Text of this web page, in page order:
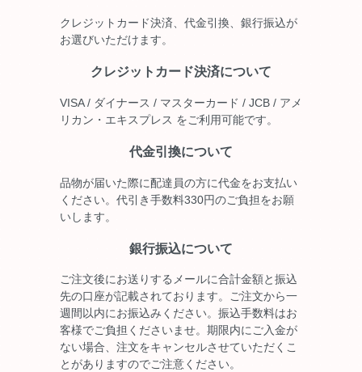
クレジットカード決済、代金引換、銀行振込が
お選びいただけます。
クレジットカード決済について
VISA / ダイナース / マスターカード / JCB / アメ
リカン・エキスプレス をご利用可能です。
代金引換について
品物が届いた際に配達員の方に代金をお支払い
ください。代引き手数料330円のご負担をお願
いします。
銀行振込について
ご注文後にお送りするメールに合計金額と振込
先の口座が記載されております。ご注文から一
週間以内にお振込みください。振込手数料はお
客様でご負担くださいませ。期限内にご入金が
ない場合、注文をキャンセルさせていただくこ
とがありますのでご注意ください。